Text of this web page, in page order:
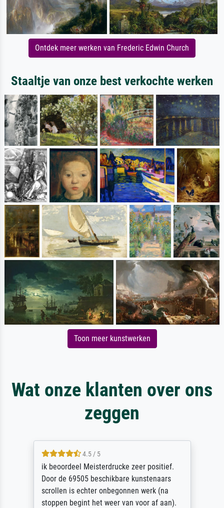
Ontdek meer werken van Frederic Edwin Church
Staaltje van onze best verkochte werken
Toon meer kunstwerken
Wat onze klanten over ons
zeggen
4.5 / 5
ik beoordeel Meisterdrucke zeer positief.
Door de 69505 beschikbare kunstenaars
scrollen is echter onbegonnen werk (na
stoppen begint het weer van voor af aan).